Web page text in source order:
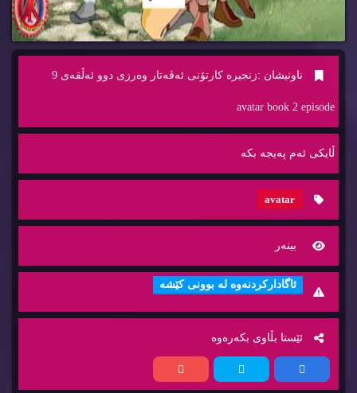
ناونیشان : زنجیره‌ كارتۆنی ئه‌ڤه‌تار وه‌رزی دوو ئه‌ڵقه‌ی 9
avatar book 2 episode
ڵایكی ئه‌م په‌یجه‌ بكه‌
avatar
بینه‌ر
ئاگاداركردنه‌وه‌ له‌ بوونی كێشه‌
ئێستا بڵاوی بكه‌ره‌وه‌